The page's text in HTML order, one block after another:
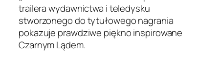
trailera wydawnictwa i teledysku
stworzonego do tytułowego nagrania
pokazuje prawdziwe piękno inspirowane
Czarnym Lądem.